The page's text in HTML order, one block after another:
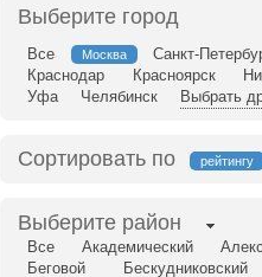
Выберите город
Все Москва
Санкт-
Краснодар
Красноярск
Уфа
Челябинск Выбрать
Сортировать по рейтингу
Выберите район
Все Академический
Беговой
Бескудниковский